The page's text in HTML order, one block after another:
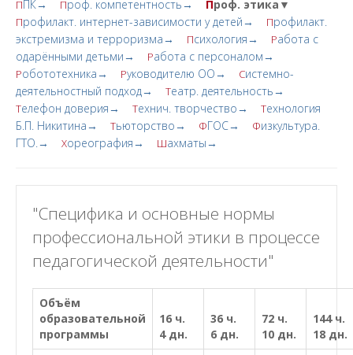
ППК→ Проф. компетентность→ Проф. этика▼
Профилакт. интернет-зависимости у детей→ Профилакт.
экстремизма и терроризма→
Психология→ Работа с
одарёнными детьми→
Работа с персоналом→
Робототехника→ Руководителю ОО→ Системно-
деятельностный подход→
Театр. деятельность→
Телефон доверия→ Технич. творчество→ Технология
Б.П. Никитина→
Тьюторство→ ФГОС→ Физкультура.
ГТО.→
Хореография→ Шахматы→
"Специфика и основные нормы
профессиональной этики в процессе
педагогической деятельности"
Объём
образовательной
программы
16 ч.
4 дн.
36 ч.
6 дн.
72 ч.
10 дн.
144 ч.
18 дн.